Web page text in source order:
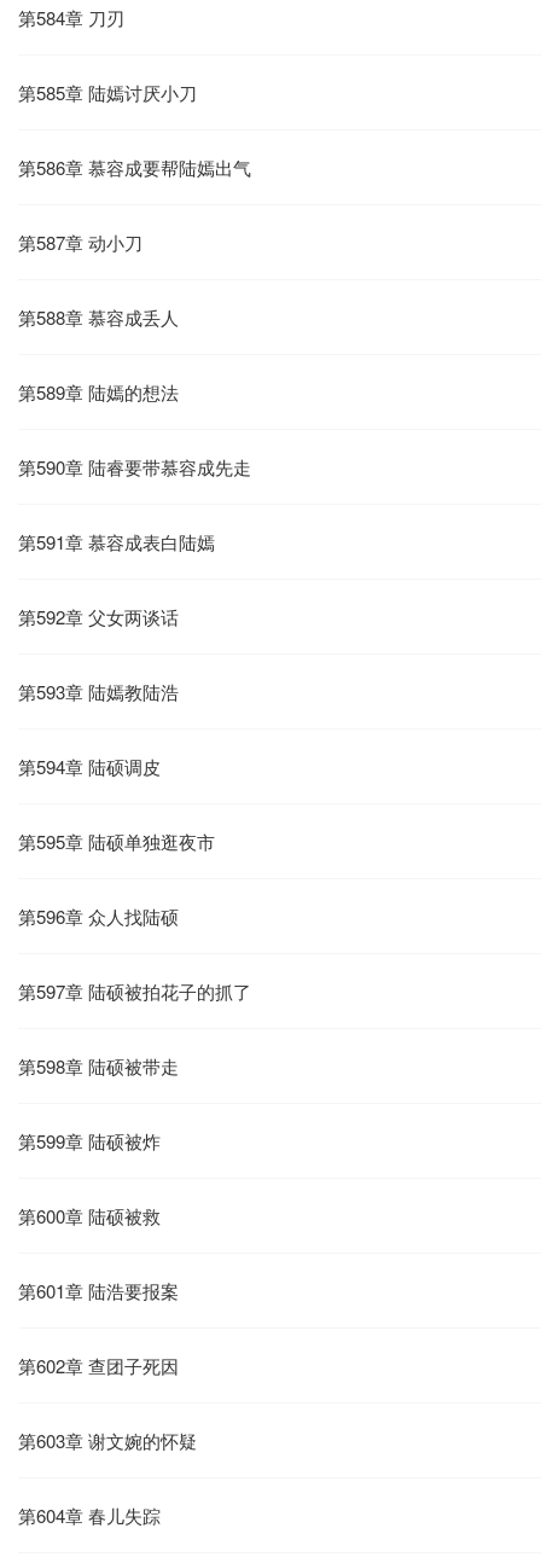
第584章 刀刃
第585章 陆嫣讨厌小刀
第586章 慕容成要帮陆嫣出气
第587章 动小刀
第588章 慕容成丢人
第589章 陆嫣的想法
第590章 陆睿要带慕容成先走
第591章 慕容成表白陆嫣
第592章 父女两谈话
第593章 陆嫣教陆浩
第594章 陆硕调皮
第595章 陆硕单独逛夜市
第596章 众人找陆硕
第597章 陆硕被拍花子的抓了
第598章 陆硕被带走
第599章 陆硕被炸
第600章 陆硕被救
第601章 陆浩要报案
第602章 查团子死因
第603章 谢文婉的怀疑
第604章 春儿失踪